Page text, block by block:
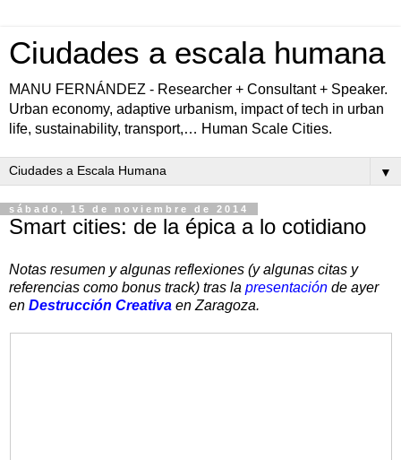
Ciudades a escala humana
MANU FERNÁNDEZ - Researcher + Consultant + Speaker.
Urban economy, adaptive urbanism, impact of tech in urban
life, sustainability, transport,… Human Scale Cities.
▼
sábado, 15 de noviembre de 2014
Smart cities: de la épica a lo cotidiano
Notas resumen y algunas reflexiones (y algunas citas y
referencias como bonus track) tras la presentación de ayer
en Destrucción Creativa en Zaragoza.